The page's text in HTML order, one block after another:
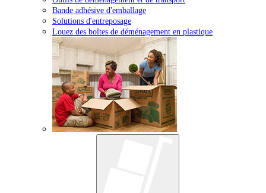
Bande adhésive d'emballage
Solutions d'entreposage
Louez des boîtes de déménagement en plastique